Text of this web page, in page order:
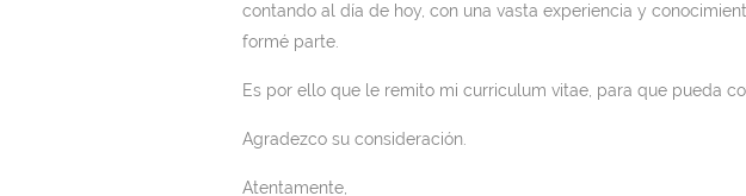
contando al día de hoy, con una vasta experiencia y
formé parte.
Es por ello que le remito mi curriculum vitae, para que pueda
Agradezco su consideración.
Atentamente,